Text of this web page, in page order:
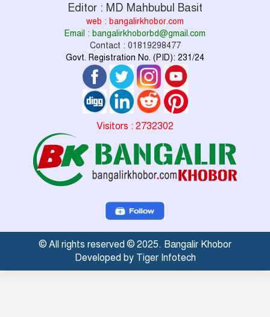
Editor : MD Mahbubul Basit
web : bangalirkhobor.com
Email : bangalirkhoborbd@gmail.com
Contact : 01819298477
Govt. Registration No. (PID): 231/24
Visitors : 2732302
© All rights reserved © 2025. Bangalir Khobor
Developed by Tiger Infotech